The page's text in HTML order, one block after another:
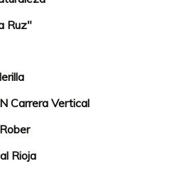
Ruz"
Carrera Vertical
Rioja